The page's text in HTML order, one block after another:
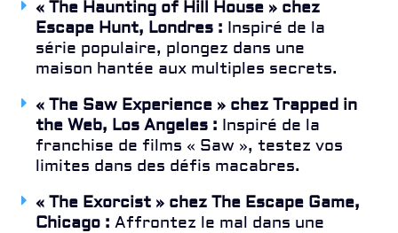
« The Haunting of Hill House » chez
Escape Hunt, Londres : Inspiré de la
série populaire, plongez dans une
maison hantée aux multiples secrets.
« The Saw Experience » chez Trapped in
the Web, Los Angeles : Inspiré de la
franchise de films « Saw », testez vos
limites dans des défis macabres.
« The Exorcist » chez The Escape Game,
Chicago : Affrontez le mal dans une